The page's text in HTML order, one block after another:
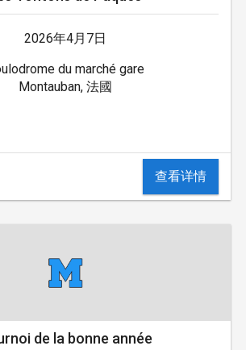
2026年4月7日
du marché gare
Montauban, 法國
查看详情
de la bonne année